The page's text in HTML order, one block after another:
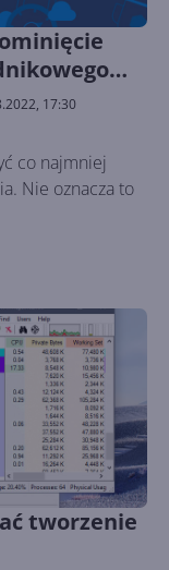
17:30
co najmniej
Nie oznacza to
tworzenie